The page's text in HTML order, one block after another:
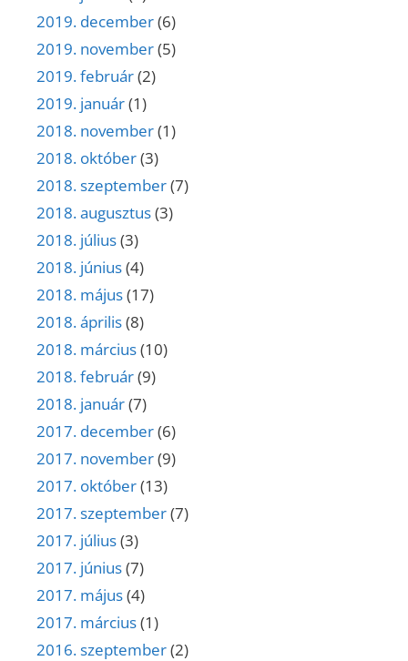
2019. december(6)
2019. november(5)
2019. február(2)
2019. január(1)
2018. november(1)
2018. október(3)
2018. szeptember(7)
2018. augusztus(3)
2018. július(3)
2018. június(4)
2018. május(17)
2018. április(8)
2018. március(10)
2018. február(9)
2018. január(7)
2017. december(6)
2017. november(9)
2017. október(13)
2017. szeptember(7)
2017. július(3)
2017. június(7)
2017. május(4)
2017. március(1)
2016. szeptember(2)